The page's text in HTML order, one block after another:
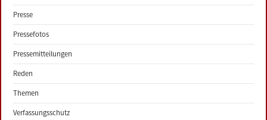
Presse
Pressefotos
Pressemitteilungen
Reden
Themen
Verfassungsschutz